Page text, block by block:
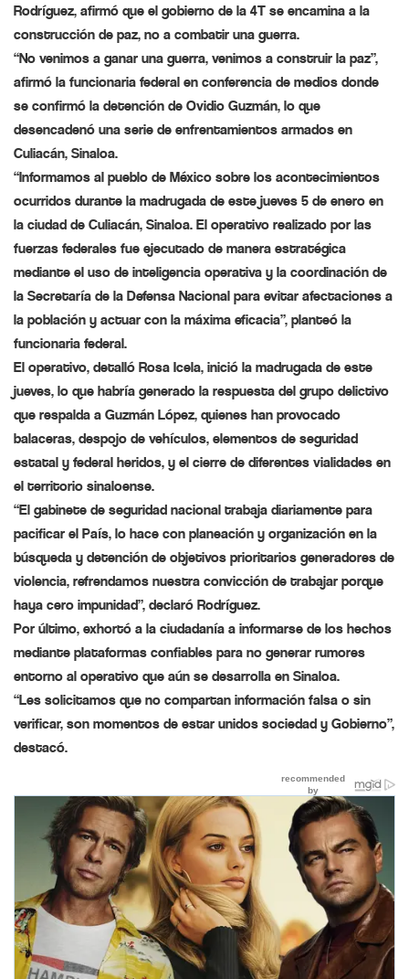
Rodríguez, afirmó que el gobierno de la 4T se encamina a la
construcción de paz, no a combatir una guerra.
“No venimos a ganar una guerra, venimos a construir la paz”,
afirmó la funcionaria federal en conferencia de medios donde
se confirmó la detención de Ovidio Guzmán, lo que
desencadenó una serie de enfrentamientos armados en
Culiacán, Sinaloa.
“Informamos al pueblo de México sobre los acontecimientos
ocurridos durante la madrugada de este jueves 5 de enero en
la ciudad de Culiacán, Sinaloa. El operativo realizado por las
fuerzas federales fue ejecutado de manera estratégica
mediante el uso de inteligencia operativa y la coordinación de
la Secretaría de la Defensa Nacional para evitar afectaciones a
la población y actuar con la máxima eficacia”, planteó la
funcionaria federal.
El operativo, detalló Rosa Icela, inició la madrugada de este
jueves, lo que habría generado la respuesta del grupo delictivo
que respalda a Guzmán López, quienes han provocado
balaceras, despojo de vehículos, elementos de seguridad
estatal y federal heridos, y el cierre de diferentes vialidades en
el territorio sinaloense.
“El gabinete de seguridad nacional trabaja diariamente para
pacificar el País, lo hace con planeación y organización en la
búsqueda y detención de objetivos prioritarios generadores de
violencia, refrendamos nuestra convicción de trabajar porque
haya cero impunidad”, declaró Rodríguez.
Por último, exhortó a la ciudadanía a informarse de los hechos
mediante plataformas confiables para no generar rumores
entorno al operativo que aún se desarrolla en Sinaloa.
“Les solicitamos que no compartan información falsa o sin
verificar, son momentos de estar unidos sociedad y Gobierno”,
destacó.